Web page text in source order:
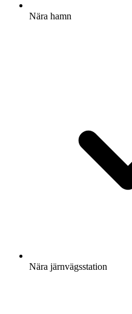
Nära hamn
Nära järnvägsstation